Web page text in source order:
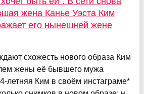
жена Канье Уэста Ким
его нынешней жене
схожесть нового образа Ким
жены её бывшего мужа
летняя Ким в своём инстаграме*